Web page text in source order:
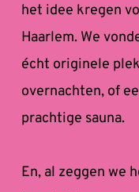
het idee kregen
Haarlem. We
écht originele
overnachten, of
prachtige sauna.
En, al zeggen we